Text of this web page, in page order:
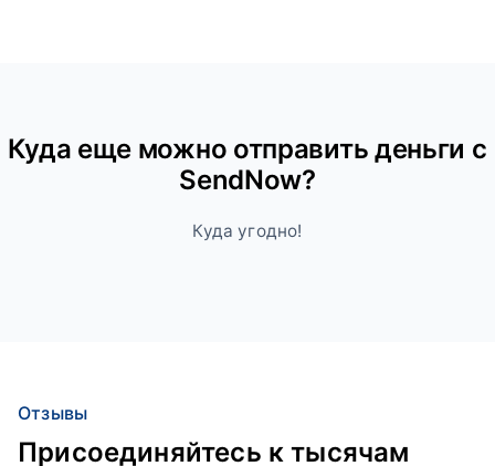
Куда ещe можно отправить деньги с
SendNow?
Куда угодно!
Отзывы
Присоединяйтесь к тысячам